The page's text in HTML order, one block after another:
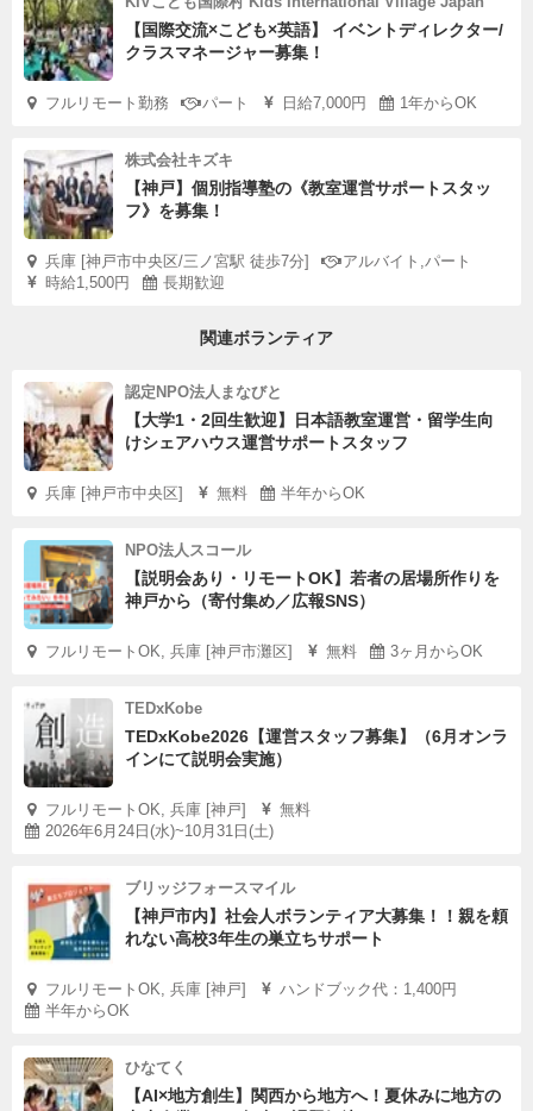
【国際交流×こども×英語】 イベントディレクター/
クラスマネージャー募集！
フルリモート勤務 パート 日給7,000円 1年からOK
株式会社キズキ
【神戸】個別指導塾の《教室運営サポートスタッ
フ》を募集！
兵庫 [神戸市中央区/三ノ宮駅 徒歩7分]
アルバイト,パート
時給1,500円
長期歓迎
関連ボランティア
認定NPO法人まなびと
【大学1・2回生歓迎】日本語教室運営・留学生向
けシェアハウス運営サポートスタッフ
兵庫 [神戸市中央区] 無料 半年からOK
NPO法人スコール
【説明会あり・リモートOK】若者の居場所作りを
神戸から（寄付集め／広報SNS）
フルリモートOK, 兵庫 [神戸市灘区] 無料 3ヶ月からOK
TEDxKobe
TEDxKobe2026【運営スタッフ募集】（6月オンラ
インにて説明会実施）
フルリモートOK, 兵庫 [神戸]
無料
2026年6月24日(水)~10月31日(土)
ブリッジフォースマイル
【神戸市内】社会人ボランティア大募集！！親を頼
れない高校3年生の巣立ちサポート
フルリモートOK, 兵庫 [神戸]
ハンドブック代：1,400円
半年からOK
ひなてく
【AI×地方創生】関西から地方へ！夏休みに地方の